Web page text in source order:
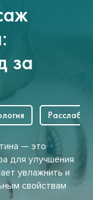
за
— это
для улучшения
увлажнить и
свойствам